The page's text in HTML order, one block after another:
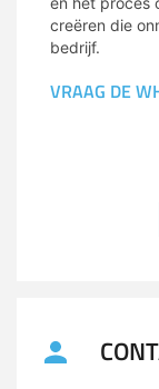
creëren die
bedrijf.
VRAAG DE